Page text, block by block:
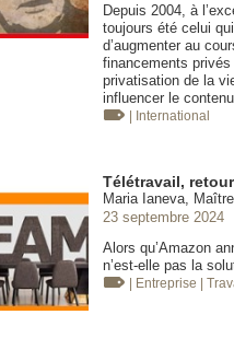
Depuis 2004, à
toujours été celui
d’augmenter au
financements
privatisation de la
influencer le
| International
Télétravail,
Maria Ianeva,
23 septembre 2024
Alors qu’Amazon
n’est-elle pas la
| Entreprise |